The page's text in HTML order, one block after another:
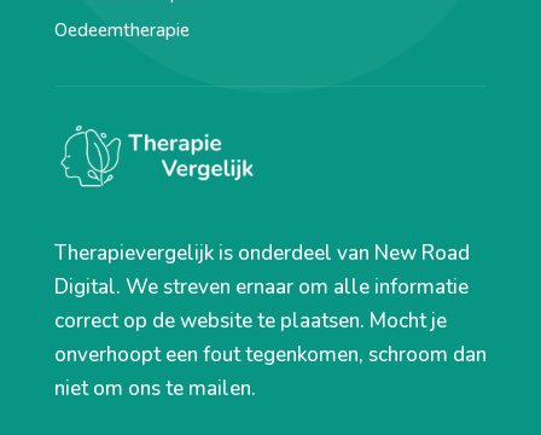
Oedeemtherapie
Therapievergelijk is onderdeel van New Road
Digital. We streven ernaar om alle informatie
correct op de website te plaatsen. Mocht je
onverhoopt een fout tegenkomen, schroom dan
niet om ons te mailen.